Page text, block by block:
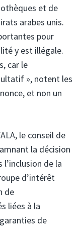
et de
arabes unis.
pour
y est illégale.
car le
», notent les
et non un
le conseil de
la décision
l’inclusion de la
d’intérêt
de
liées à la
de